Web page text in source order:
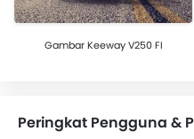
Gambar Keeway V250 FI
Peringkat Pengguna &